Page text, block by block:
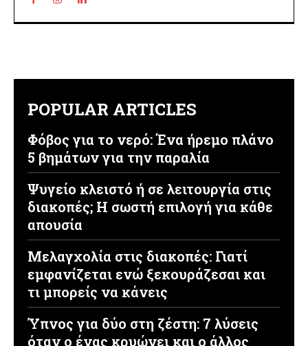
POPULAR ARTICLES
Φόβος για το νερό: Ένα ήρεμο πλάνο
5 βημάτων για την παραλία
Ψυγείο κλειστό ή σε λειτουργία στις
διακοπές; Η σωστή επιλογή για κάθε
απουσία
Μελαγχολία στις διακοπές: Γιατί
εμφανίζεται ενώ ξεκουράζεσαι και
τι μπορείς να κάνεις
Ύπνος για δύο στη ζέστη: 7 λύσεις
όταν ο ένας κρυώνει και ο άλλος